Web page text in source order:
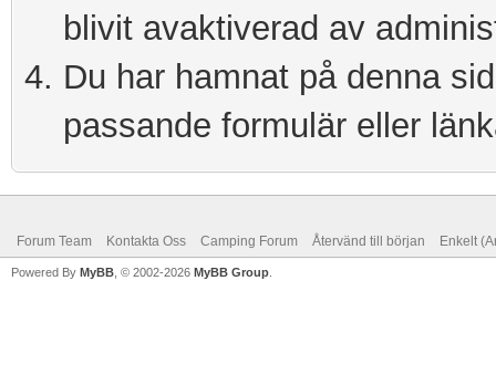
blivit avaktiverad av
Du har hamnat på denna
passande formulär eller
Forum Team Kontakta Oss Camping Forum Återvänd till början Enkelt
Powered By MyBB , © 2002-2026 MyBB Group